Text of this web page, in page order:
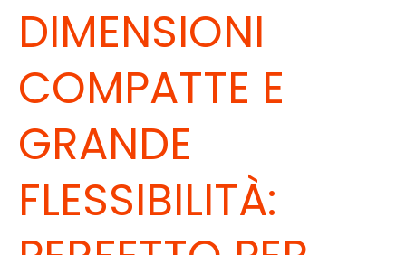
DIMENSIONI
COMPATTE E
GRANDE
FLESSIBILITÀ: